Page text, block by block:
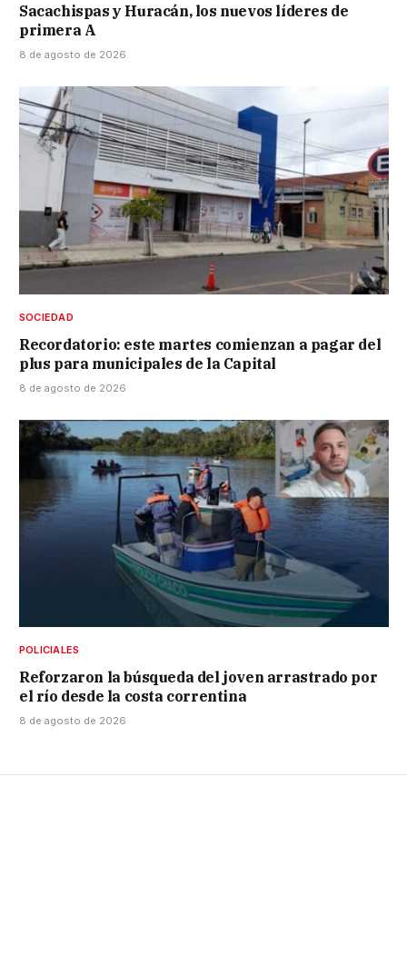
Sacachispas y Huracán, los nuevos líderes de
primera A
8 de agosto de 2026
SOCIEDAD
Recordatorio: este martes comienzan a pagar del
plus para municipales de la Capital
8 de agosto de 2026
POLICIALES
Reforzaron la búsqueda del joven arrastrado por
el río desde la costa correntina
8 de agosto de 2026